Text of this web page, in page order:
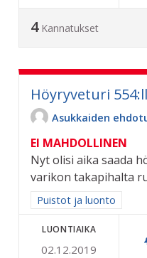
4 Kannatukset
Höyryveturi
Asukkaiden
EI MAHDOLLINEN
Nyt olisi aika saada
varikon takapihalta
Rajaa tulokset
Puistot ja luonto
LUONTIAIKA
02.12.2019